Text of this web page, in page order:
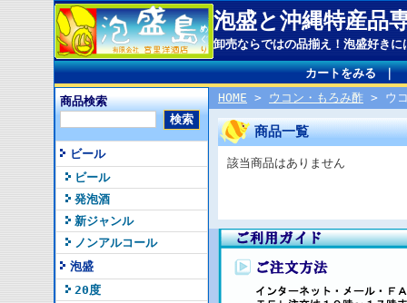
泡盛と沖縄特産
卸売ならではの品揃え！泡盛好き
カートをみる｜
商品検索
ビール
ビール
発泡酒
新ジャンル
ノンアルコール
泡盛
20度
HOME > ウコン・もろみ酢 > ウ
商品一覧
該当商品はありません